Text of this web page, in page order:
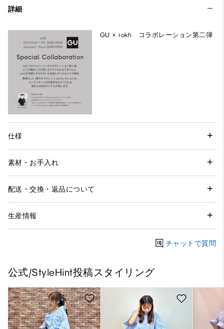
詳細
GU × rokh コラボレーション第二弾
仕様
素材・お手入れ
配送・交換・返品について
生産情報
チャットで質問
公式/StyleHint投稿スタイリング